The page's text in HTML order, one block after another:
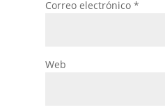
Correo electrónico *
Web